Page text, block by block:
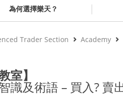
為何選擇樂天？
Trader Section Academy
室】
識及術語 – 買入? 賣